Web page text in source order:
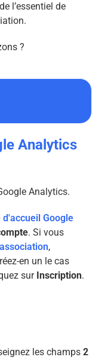
l’essentiel de
?
Analytics
Analytics.
d'accueil Google
. Si vous
,
en un le cas
sur Inscription.
les champs 2